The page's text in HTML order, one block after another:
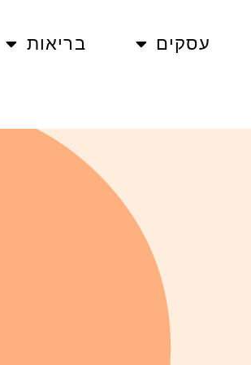
עסקים בריאות